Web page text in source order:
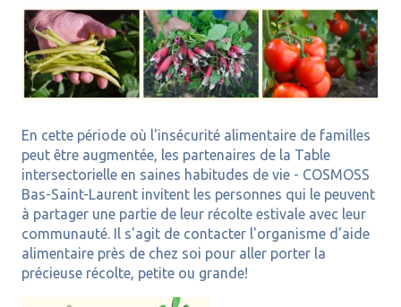
En cette période où l'insécurité alimentaire de familles
peut être augmentée, les partenaires de la Table
intersectorielle en saines habitudes de vie - COSMOSS
Bas-Saint-Laurent invitent les personnes qui le peuvent
à partager une partie de leur récolte estivale avec leur
communauté. Il s'agit de contacter l'organisme d'aide
alimentaire près de chez soi pour aller porter la
précieuse récolte, petite ou grande!